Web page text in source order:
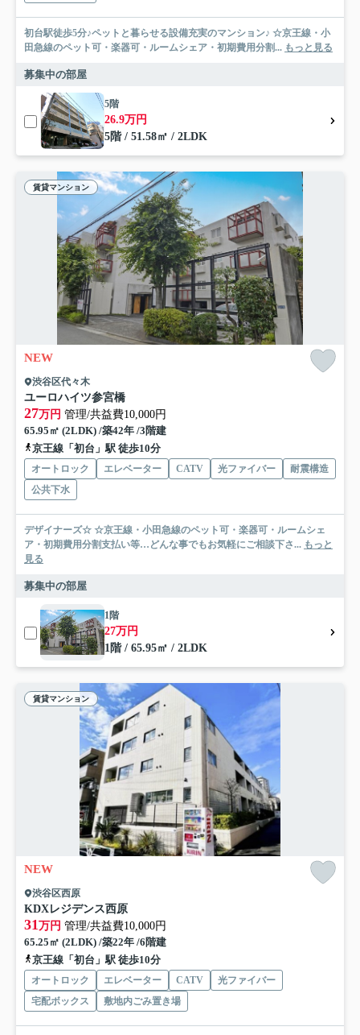
初台駅徒歩5分♪ペットと暮らせる設備充実のマンション♪ ☆京王線・小
田急線のペット可・楽器可・ルームシェア・初期費用分割... もっと見る
募集中の部屋
5階
26.9万円
5階 / 51.58㎡ / 2LDK
賃貸マンション
NEW
渋谷区代々木
ユーロハイツ参宮橋
27万円 管理/共益費10,000円
65.95㎡ (2LDK) /築42年 /3階建
京王線「初台」駅 徒歩10分
オートロック エレベーター CATV 光ファイバー
耐震構造
公共下水
デザイナーズ☆ ☆京王線・小田急線のペット可・楽器可・ルームシェ
ア・初期費用分割支払い等…どんな事でもお気軽にご相談下さ... もっと
見る
募集中の部屋
1階
27万円
1階 / 65.95㎡ / 2LDK
賃貸マンション
NEW
渋谷区西原
KDXレジデンス西原
31万円 管理/共益費10,000円
65.25㎡ (2LDK) /築22年 /6階建
京王線「初台」駅 徒歩10分
オートロック エレベーター CATV
光ファイバー
宅配ボックス
敷地内ごみ置き場